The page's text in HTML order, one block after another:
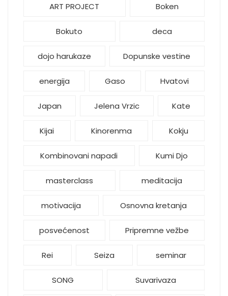
ART PROJECT Boken
Bokuto deca
dojo harukaze Dopunske vestine
energija Gaso Hvatovi
Japan Jelena Vrzic Kate
Kijai Kinorenma Kokju
Kombinovani napadi Kumi Djo
masterclass meditacija
motivacija Osnovna kretanja
posvećenost Pripremne vežbe
Rei Seiza seminar
SONG Suvarivaza